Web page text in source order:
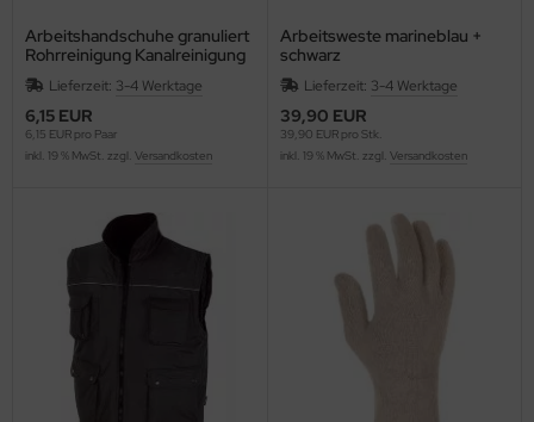
Arbeitshandschuhe granuliert
Rohrreinigung Kanalreinigung
Führungshandschuhe
Lieferzeit: 3-4 Werktage
6,15 EUR
6,15 EUR pro Paar
inkl. 19 % MwSt. zzgl. Versandkosten
Arbeitsweste marineblau +
schwarz
Lieferzeit: 3-4 Werktage
39,90 EUR
39,90 EUR pro Stk.
inkl. 19 % MwSt. zzgl. Versandkosten